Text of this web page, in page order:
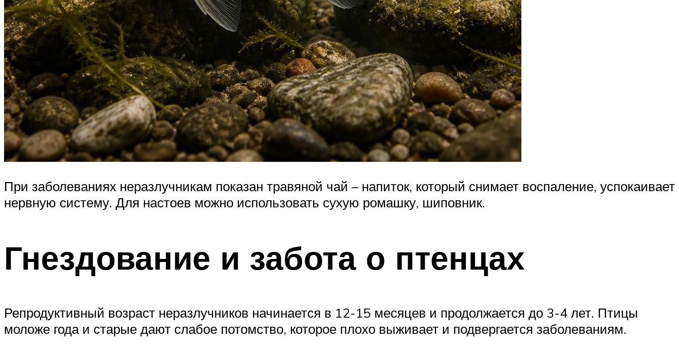
При заболеваниях неразлучникам показан травяной чай – напиток, который снимает воспаление, успокаивает
нервную систему. Для настоев можно использовать сухую ромашку, шиповник.
Гнездование и забота о птенцах
Репродуктивный возраст неразлучников начинается в 12-15 месяцев и продолжается до 3-4 лет. Птицы
моложе года и старые дают слабое потомство, которое плохо выживает и подвергается заболеваниям.